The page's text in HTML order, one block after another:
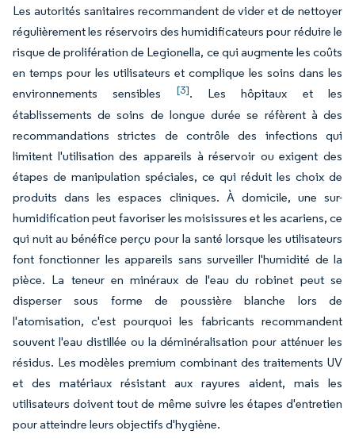
Les autorités sanitaires recommandent de vider et de nettoyer
régulièrement les réservoirs des humidificateurs pour réduire le
risque de prolifération de Legionella, ce qui augmente les coûts
en temps pour les utilisateurs et complique les soins dans les
environnements sensibles [3]. Les hôpitaux et les
établissements de soins de longue durée se réfèrent à des
recommandations strictes de contrôle des infections qui
limitent l'utilisation des appareils à réservoir ou exigent des
étapes de manipulation spéciales, ce qui réduit les choix de
produits dans les espaces cliniques. À domicile, une sur-
humidification peut favoriser les moisissures et les acariens, ce
qui nuit au bénéfice perçu pour la santé lorsque les utilisateurs
font fonctionner les appareils sans surveiller l'humidité de la
pièce. La teneur en minéraux de l'eau du robinet peut se
disperser sous forme de poussière blanche lors de
l'atomisation, c'est pourquoi les fabricants recommandent
souvent l'eau distillée ou la déminéralisation pour atténuer les
résidus. Les modèles premium combinant des traitements UV
et des matériaux résistant aux rayures aident, mais les
utilisateurs doivent tout de même suivre les étapes d'entretien
pour atteindre leurs objectifs d'hygiène.